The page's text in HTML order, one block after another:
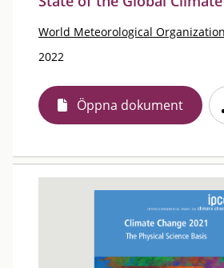
World Meteorological
2022
Öppna dokument